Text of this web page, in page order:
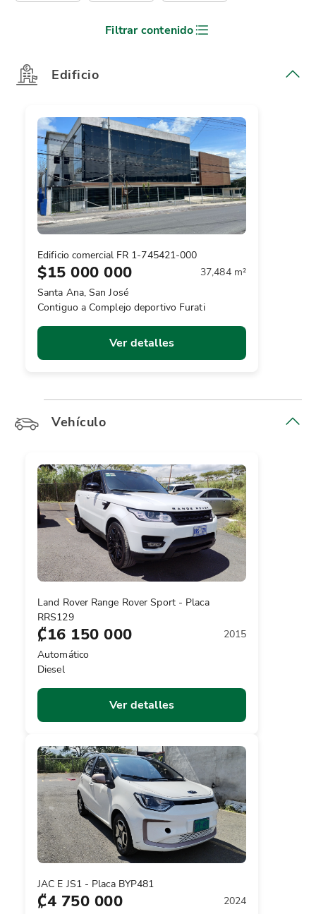
Filtrar contenido
Edificio
Edificio comercial FR 1-745421-000
$15 000 000
37,484 m²
Santa Ana, San José
Contiguo a Complejo deportivo Furati
Ver detalles
Vehículo
Land Rover Range Rover Sport - Placa
RRS129
₡16 150 000
2015
Automático
Diesel
Ver detalles
JAC E JS1 - Placa BYP481
₡4 750 000
2024